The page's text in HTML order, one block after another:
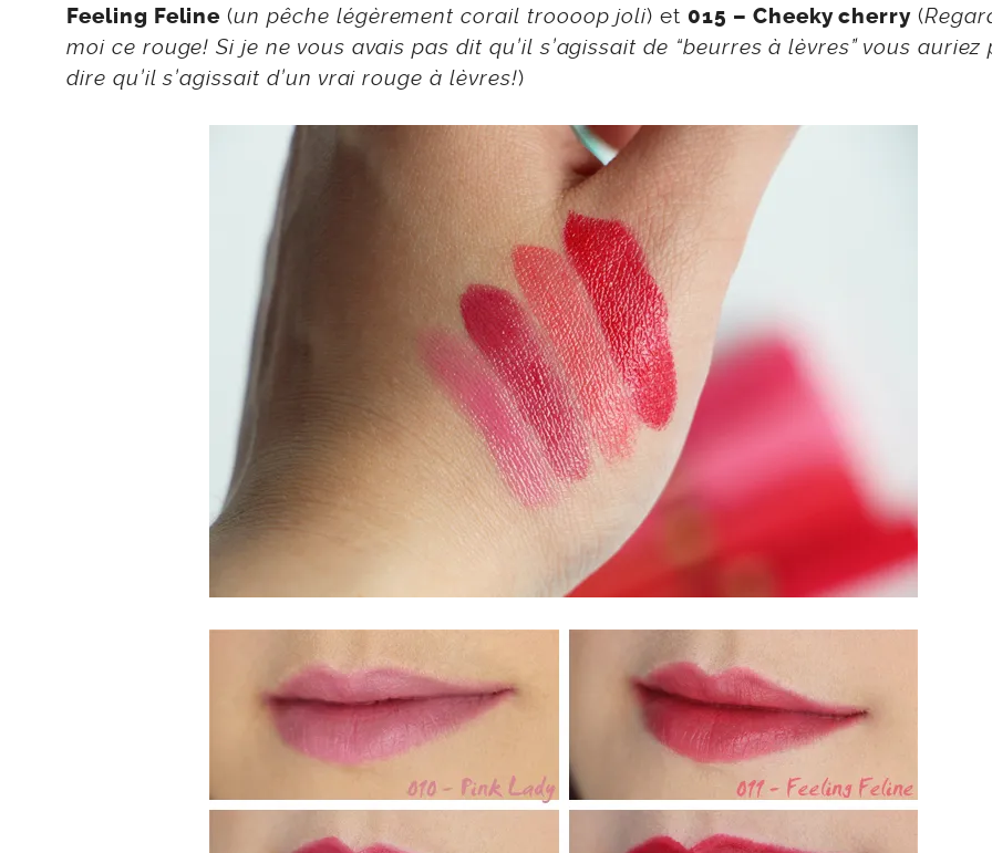
Feeling Feline (un pêche légèrement corail troooop joli) et 015 – Cheeky cherry (
moi ce rouge! Si je ne vous avais pas dit qu’il s’agissait de “beurres à lèvres” vous auriez
dire qu’il s’agissait d’un vrai rouge à lèvres!)